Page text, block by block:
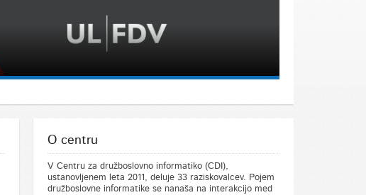
O centru
V Centru za družboslovno informatiko (CDI),
ustanovljenem leta 2011, deluje 33 raziskovalcev. Pojem
družboslovne informatike se nanaša na interakcijo med